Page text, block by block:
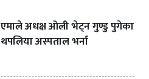
एमाले अधक्ष ओली भेट्न गुण्डु पुगेका
थपलिया अस्पताल भर्ना